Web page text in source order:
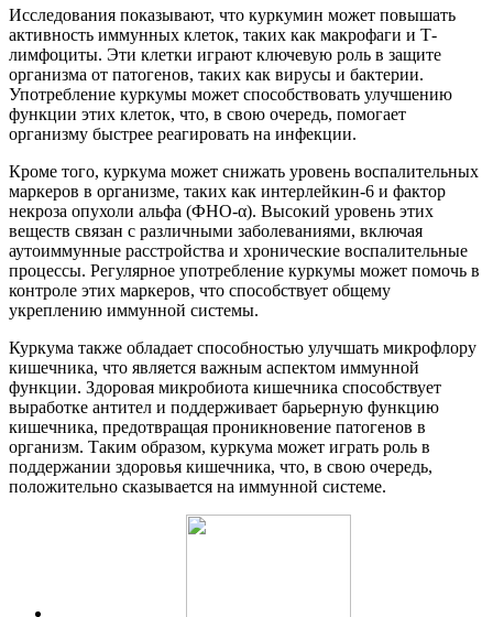
Исследования показывают, что куркумин может повышать
активность иммунных клеток, таких как макрофаги и Т-
лимфоциты. Эти клетки играют ключевую роль в защите
организма от патогенов, таких как вирусы и бактерии.
Употребление куркумы может способствовать улучшению
функции этих клеток, что, в свою очередь, помогает
организму быстрее реагировать на инфекции.
Кроме того, куркума может снижать уровень воспалительных
маркеров в организме, таких как интерлейкин-6 и фактор
некроза опухоли альфа (ФНО-α). Высокий уровень этих
веществ связан с различными заболеваниями, включая
аутоиммунные расстройства и хронические воспалительные
процессы. Регулярное употребление куркумы может помочь в
контроле этих маркеров, что способствует общему
укреплению иммунной системы.
Куркума также обладает способностью улучшать микрофлору
кишечника, что является важным аспектом иммунной
функции. Здоровая микробиота кишечника способствует
выработке антител и поддерживает барьерную функцию
кишечника, предотвращая проникновение патогенов в
организм. Таким образом, куркума может играть роль в
поддержании здоровья кишечника, что, в свою очередь,
положительно сказывается на иммунной системе.